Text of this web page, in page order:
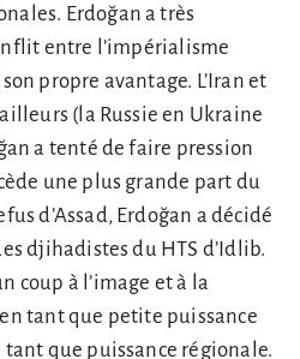
Erdoğan a très
entre l’impérialisme
propre avantage. L’Iran et
(la Russie en Ukraine
a tenté de faire pression
une plus grande part du
d’Assad, Erdoğan a décidé
djihadistes du HTS d’Idlib.
coup à l’image et à la
tant que petite puissance
que puissance régionale.